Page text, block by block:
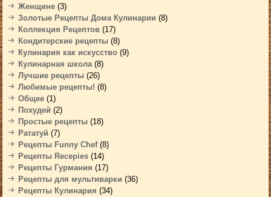
Женщине (3)
Золотые Рецепты Дома Кулинарии (8)
Коллекция Рецептов (17)
Кондитерские рецепты (8)
Кулинария как искусство (9)
Кулинарная школа(8)
Лучшие рецепты (26)
Любимые рецепты! (8)
Общее (1)
Похудей (2)
Простые рецепты (18)
Рататуй (7)
Рецепты Funny Chef(8)
Рецепты Recepies (14)
Рецепты Гурмания (17)
Рецепты для мультиварки (36)
Рецепты Кулинария (34)